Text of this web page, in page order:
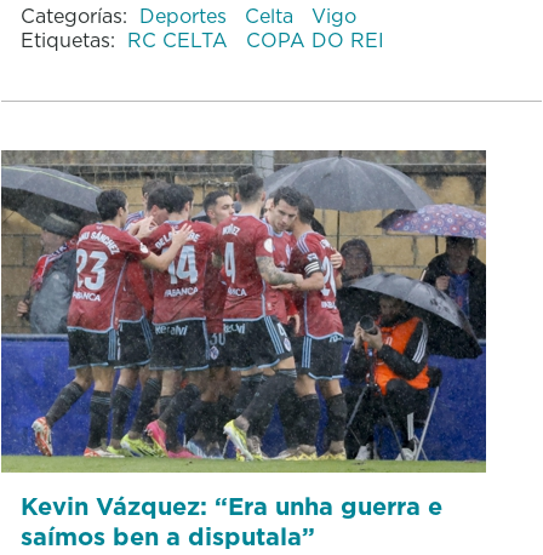
Categorías: Deportes Celta
Vigo
Etiquetas: RC CELTA COPA DO REI
Kevin Vázquez: “Era unha guerra e
saímos ben a disputala”